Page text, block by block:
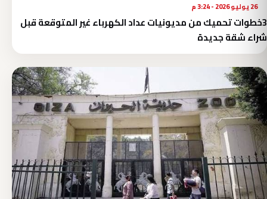
26 يوليو 2026 - 3:24 م
3خطوات تحميك من مديونيات عداد الكهرباء غير المتوقعة قبل
شراء شقة جديدة